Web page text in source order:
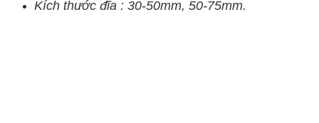
Kích thước đĩa : 30-50mm, 50-75mm.